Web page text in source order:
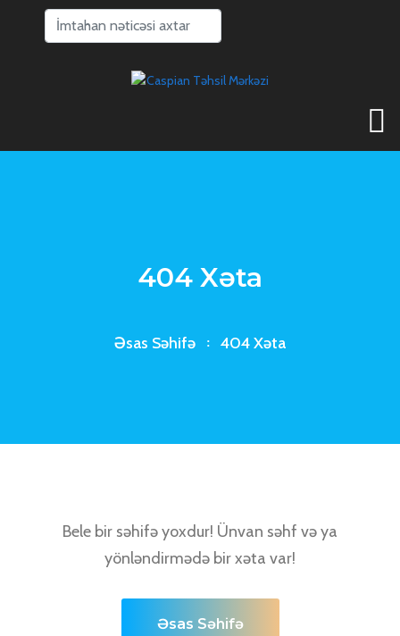
404 Xəta
Əsas Səhifə 404 Xəta
Bele bir səhifə yoxdur! Ünvan səhf və ya
yönləndirmədə bir xəta var!
Əsas Səhifə